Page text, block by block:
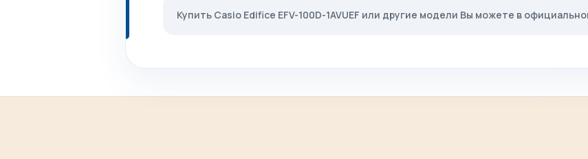
Купить Casio Edifice EFV-100D-1AVUEF или другие модели Вы можете в